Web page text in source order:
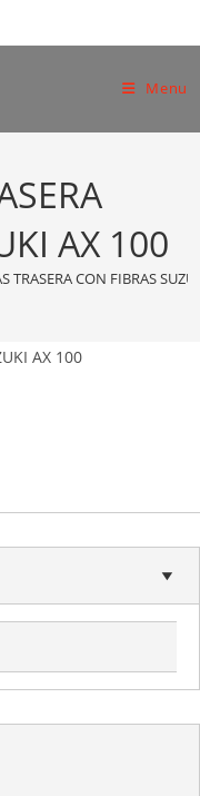
Menu
AX 100
TRASERA CON FIBRAS
AX 100